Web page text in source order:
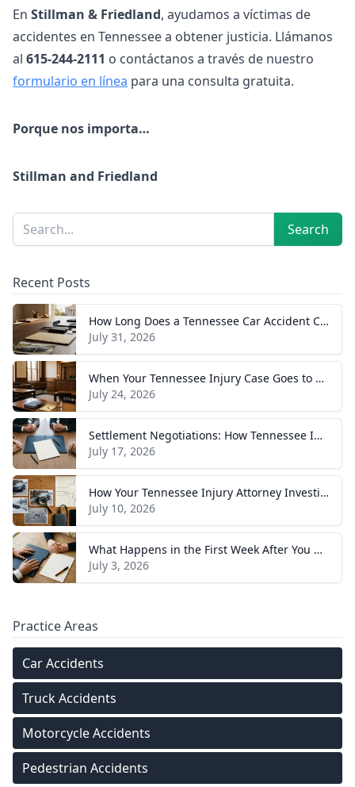
En Stillman & Friedland, ayudamos a víctimas de
accidentes en Tennessee a obtener justicia. Llámanos
al 615-244-2111 o contáctanos a través de nuestro
formulario en línea para una consulta gratuita.
Porque nos importa…
Stillman and Friedland
Sidebar
Search Search
Recent Posts
How Long Does a Tennessee Car Accident Case Take? A Realistic Timeline
July 31, 2026
When Your Tennessee Injury Case Goes to Trial: What to Expect
July 24, 2026
Settlement Negotiations: How Tennessee Injury Claims Actually Resolve
July 17, 2026
How Your Tennessee Injury Attorney Investigates and Builds Your Case
July 10, 2026
What Happens in the First Week After You Hire a Tennessee Injury Attorney
July 3, 2026
Practice Areas
Car Accidents
Truck Accidents
Motorcycle Accidents
Pedestrian Accidents